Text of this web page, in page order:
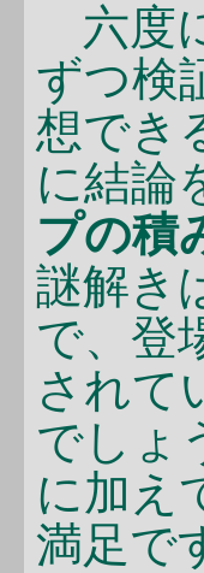
六度
ずつ検
想でき
に結論
プの積
謎解き
で、登
されて
でしょ
に加え
満足で